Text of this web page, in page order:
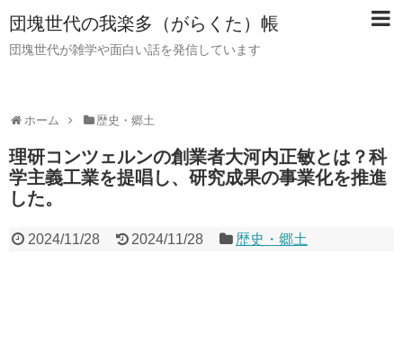
団塊世代の我楽多（がらくた）帳
団塊世代が雑学や面白い話を発信しています
ホーム 歴史・郷土
理研コンツェルンの創業者大河内正敏とは？科
学主義工業を提唱し、研究成果の事業化を推進
した。
2024/11/28 2024/11/28 歴史・郷土